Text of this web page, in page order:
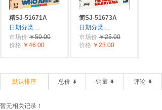
精SJ-51671A
日期分类 ...
市场价:￥50.00
价格: ￥46.00
简SJ-51673A
日期分类 ...
市场价:￥25.00
价格: ￥23.00
默认排序 总价 销量 评论
暂无相关记录！